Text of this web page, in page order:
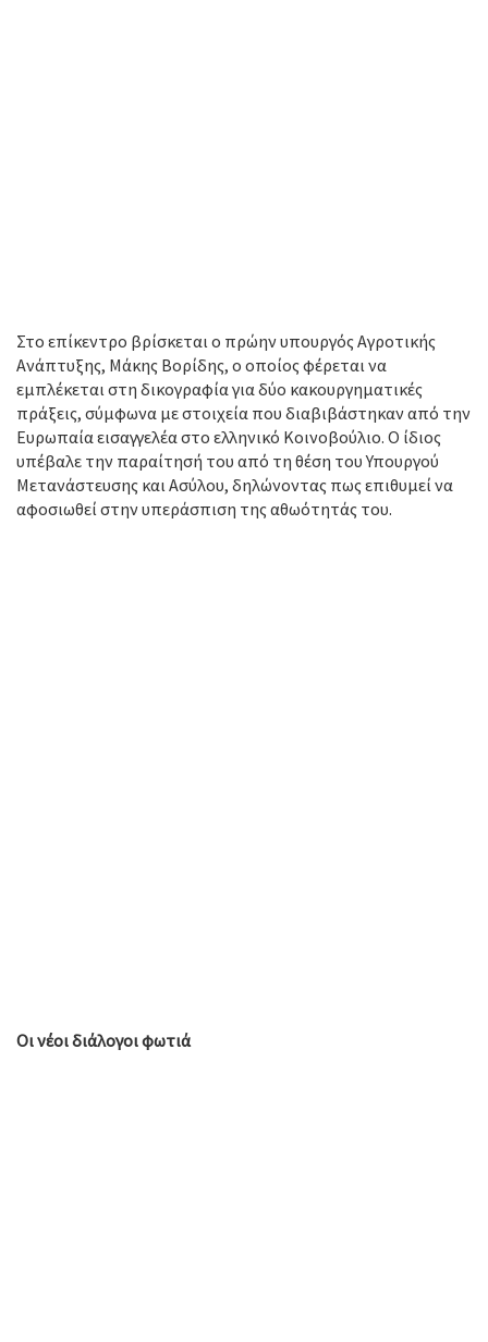
Στο επίκεντρο βρίσκεται ο πρώην υπουργός Αγροτικής
Ανάπτυξης, Μάκης Βορίδης, ο οποίος φέρεται να
εμπλέκεται στη δικογραφία για δύο κακουργηματικές
πράξεις, σύμφωνα με στοιχεία που διαβιβάστηκαν από την
Ευρωπαία εισαγγελέα στο ελληνικό Κοινοβούλιο. Ο ίδιος
υπέβαλε την παραίτησή του από τη θέση του Υπουργού
Μετανάστευσης και Ασύλου, δηλώνοντας πως επιθυμεί να
αφοσιωθεί στην υπεράσπιση της αθωότητάς του.
Οι νέοι διάλογοι φωτιά